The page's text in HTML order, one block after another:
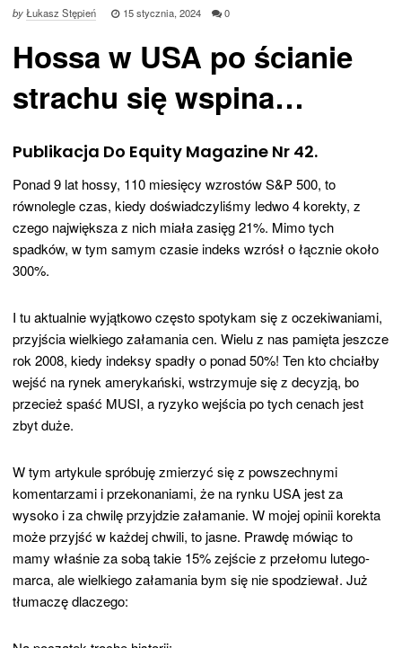
byŁukasz Stępień 15 stycznia, 2024 0
Hossa w USA po ścianie
strachu się wspina…
Publikacja Do Equity Magazine Nr 42.
Ponad 9 lat hossy, 110 miesięcy wzrostów S&P 500, to
równolegle czas, kiedy doświadczyliśmy ledwo 4 korekty, z
czego największa z nich miała zasięg 21%. Mimo tych
spadków, w tym samym czasie indeks wzrósł o łącznie około
300%.
I tu aktualnie wyjątkowo często spotykam się z oczekiwaniami,
przyjścia wielkiego załamania cen. Wielu z nas pamięta jeszcze
rok 2008, kiedy indeksy spadły o ponad 50%! Ten kto chciałby
wejść na rynek amerykański, wstrzymuje się z decyzją, bo
przecież spaść MUSI, a ryzyko wejścia po tych cenach jest
zbyt duże.
W tym artykule spróbuję zmierzyć się z powszechnymi
komentarzami i przekonaniami, że na rynku USA jest za
wysoko i za chwilę przyjdzie załamanie. W mojej opinii korekta
może przyjść w każdej chwili, to jasne. Prawdę mówiąc to
mamy właśnie za sobą takie 15% zejście z przełomu lutego-
marca, ale wielkiego załamania bym się nie spodziewał. Już
tłumaczę dlaczego: